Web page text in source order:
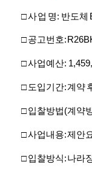
□ 사 업 명: 반도체
□ 공고번호:
□ 사업예산:
□ 도입기간: 계약
□ 입찰방법(계약
□ 사업내용: 제안
□ 입찰방식: 나라